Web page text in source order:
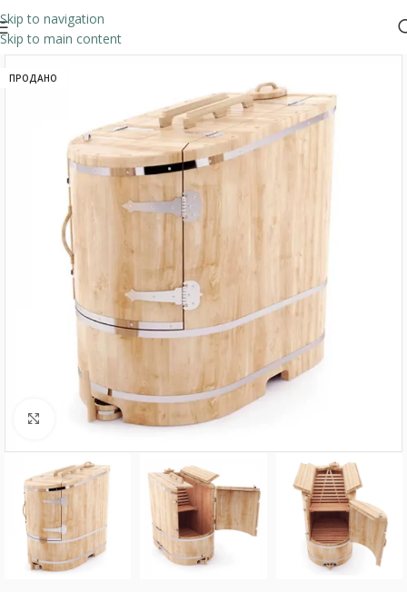
Skip to navigation
Skip to main content
ПРОДАНО
Нажмите, чтобы увеличить